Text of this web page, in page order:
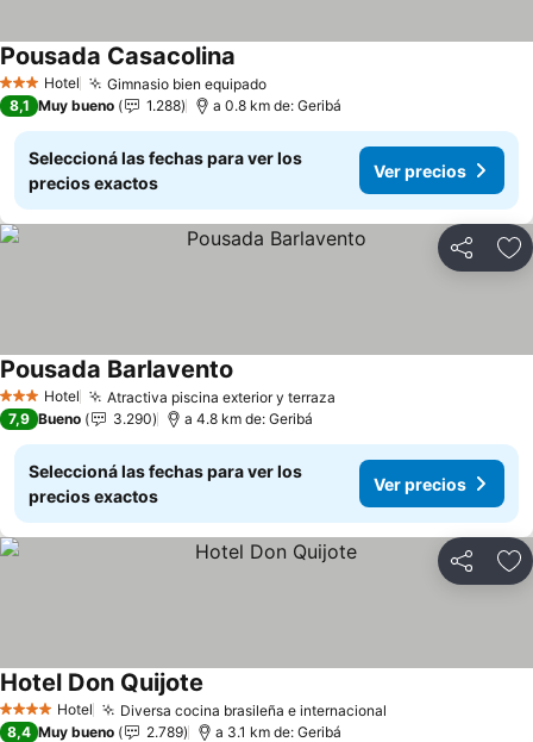
3 Estrellas
Hotel Gimnasio bien equipadoVer precios
Pousada Casacolina
8,1 Muy bueno 1.288 a 0.8 km de: Geribá
Seleccioná las fechas para ver los
precios exactos
Ver precios
Compartir
3 Estrellas
Hotel Atractiva piscina exterior y terraza
Pousada Barlavento
7,9 Bueno 3.290 a 4.8 km de: Geribá
Seleccioná las fechas para ver los
precios exactos
Ver precios
Compartir
4 EstrellasHotel Diversa cocina brasileña e internacional
Hotel Don Quijote
8,4 Muy bueno 2.789 a 3.1 km de: Geribá